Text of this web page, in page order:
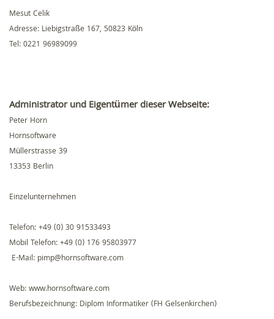
Mesut Celik
Adresse: Liebigstraße 167, 50823 Köln
Tel: 0221 96989099
Administrator und Eigentümer dieser Webseite:
Peter Horn
Hornsoftware
Müllerstrasse 39
13353 Berlin
Einzelunternehmen
Telefon: +49 (0) 30 91533493
Mobil Telefon: +49 (0) 176 95803977
‬ E-Mail: pimp@hornsoftware.com
Web: www.hornsoftware.com
Berufsbezeichnung: Diplom Informatiker (FH Gelsenkirchen)